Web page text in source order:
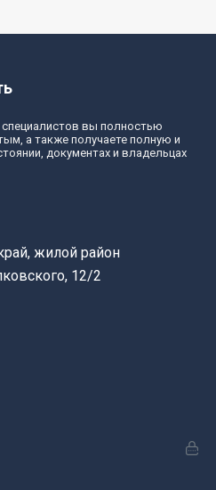
вы полностью
а также получаете полную и
документах и владельцах
жилой район
12/2